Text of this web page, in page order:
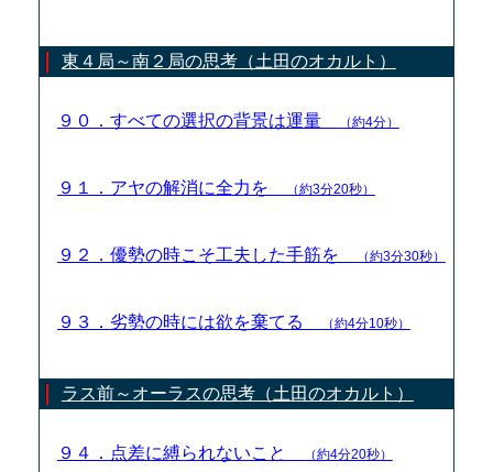
東４局～南２局の思考（土田のオカルト）
９０．すべての選択の背景は運量 （約4分）
９１．アヤの解消に全力を （約3分20秒）
９２．優勢の時こそ工夫した手筋を （約3分30秒）
９３．劣勢の時には欲を棄てる （約4分10秒）
ラス前～オーラスの思考（土田のオカルト）
９４．点差に縛られないこと （約4分20秒）